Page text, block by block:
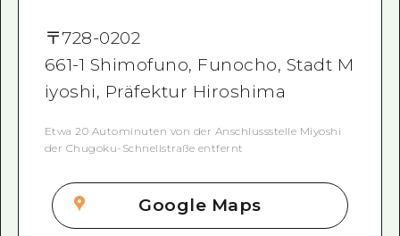
〒728-0202
661-1 Shimofuno, Funocho, Stadt M
iyoshi, Präfektur Hiroshima
Etwa 20 Autominuten von der Anschlussstelle Miyoshi
der Chugoku-Schnellstraße entfernt
Google Maps